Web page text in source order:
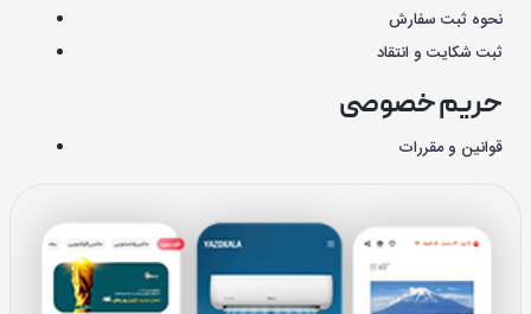
نحوه ثبت سفارش
ثبت شکایت و انتقاد
حریم خصوصی
قوانین و مقررات